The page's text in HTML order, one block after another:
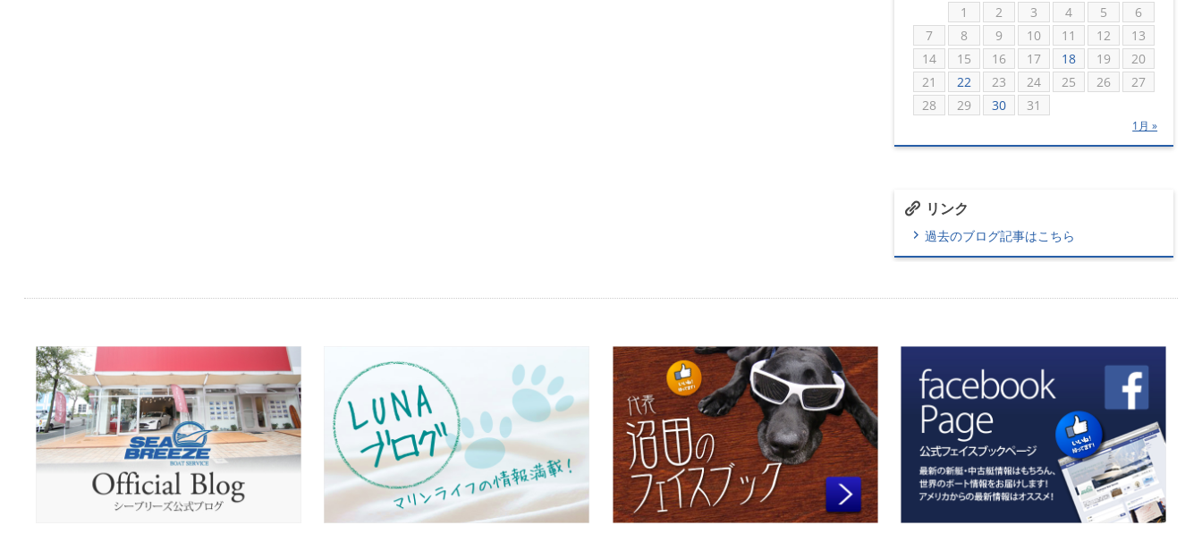
1 2 3 4 5
6
7
8 9 10 11 12
13
14
15 16 17 18 19
20
21
22 23 24 25 26
27
28
29 30 31
1月 »
リンク
過去のブログ記事はこちら